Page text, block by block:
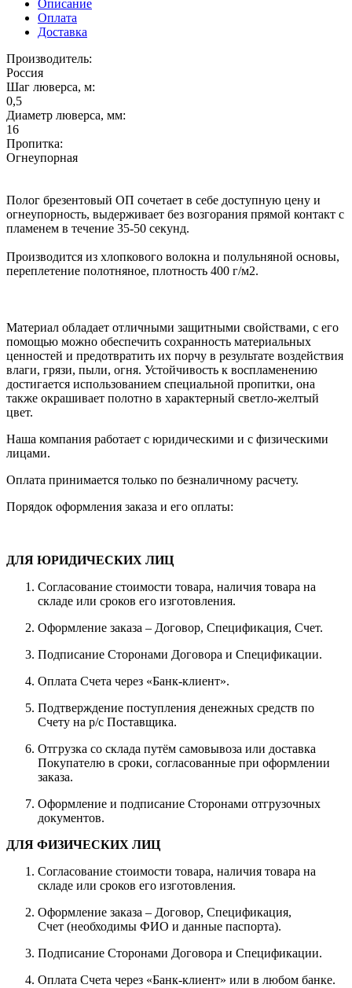
Описание
Оплата
Доставка
Производитель:
Россия
Шаг люверса, м:
0,5
Диаметр люверса, мм:
16
Пропитка:
Огнеупорная
Полог брезентовый ОП сочетает в себе доступную цену и
огнеупорность, выдерживает без возгорания прямой контакт с
пламенем в течение 35-50 секунд.
Производится из хлопкового волокна и полульняной основы,
переплетение полотняное, плотность 400 г/м2.
Материал обладает отличными защитными свойствами, с его
помощью можно обеспечить сохранность материальных
ценностей и предотвратить их порчу в результате воздействия
влаги, грязи, пыли, огня. Устойчивость к воспламенению
достигается использованием специальной пропитки, она
также окрашивает полотно в характерный светло-желтый
цвет.
Наша компания работает с юридическими и с физическими
лицами.
Оплата принимается только по безналичному расчету.
Порядок оформления заказа и его оплаты:
ДЛЯ ЮРИДИЧЕСКИХ ЛИЦ
Согласование стоимости товара, наличия товара на
складе или сроков его изготовления.
Оформление заказа – Договор, Спецификация, Счет.
Подписание Сторонами Договора и Спецификации.
Оплата Счета через «Банк-клиент».
Подтверждение поступления денежных средств по
Счету на р/с Поставщика.
Отгрузка со склада путём самовывоза или доставка
Покупателю в сроки, согласованные при оформлении
заказа.
Оформление и подписание Сторонами отгрузочных
документов.
ДЛЯ ФИЗИЧЕСКИХ ЛИЦ
Согласование стоимости товара, наличия товара на
складе или сроков его изготовления.
Оформление заказа – Договор, Спецификация,
Счет (необходимы ФИО и данные паспорта).
Подписание Сторонами Договора и Спецификации.
Оплата Счета через «Банк-клиент» или в любом банке.